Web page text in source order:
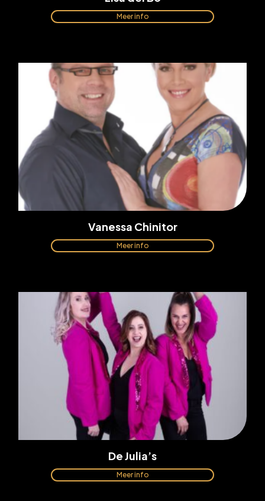
Meer info
Vanessa Chinitor
Meer info
De Julia’s
Meer info